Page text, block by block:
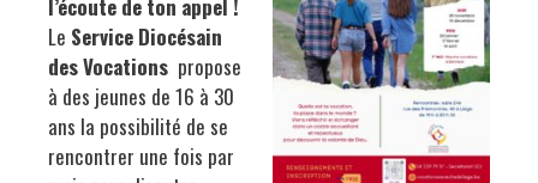
l’écoute de ton appel !
Le Service Diocésain
des Vocations propose
à des jeunes de 16 à 30
ans la possibilité de se
rencontrer une fois par